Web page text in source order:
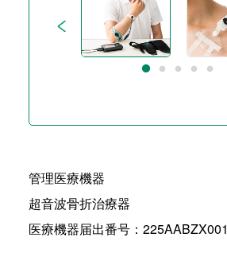
管理医療機器
超音波骨折治療器
医療機器届出番号：